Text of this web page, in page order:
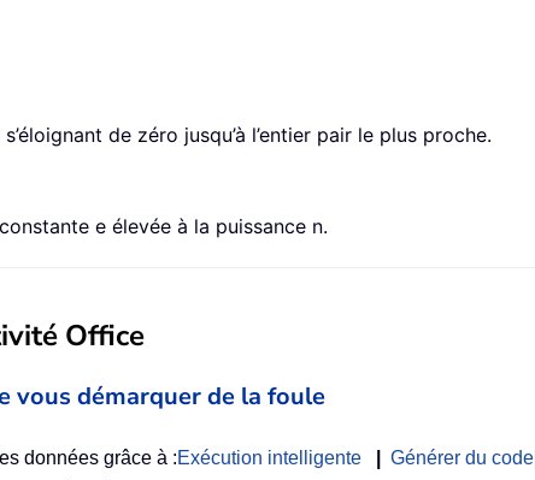
de zéro jusqu’à l’entier pair le plus proche.
e élevée à la puissance n.
Office
vous démarquer de la foule
données grâce à :Exécution intelligente Générer du code